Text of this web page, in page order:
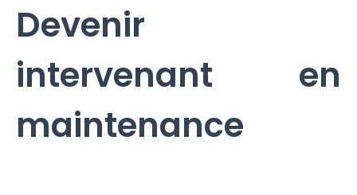
Devenir
intervenant en
maintenance